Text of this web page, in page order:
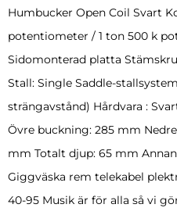
Humbucker Open Coil Svart
potentiometer / 1 ton 500 k
Sidomonterad platta
Stall: Single Saddle-
strängavstånd) Hårdvara :
Övre buckning: 285 mm
mm Totalt djup: 65 mm
Giggväska rem telekabel
40-95 Musik är för alla så vi